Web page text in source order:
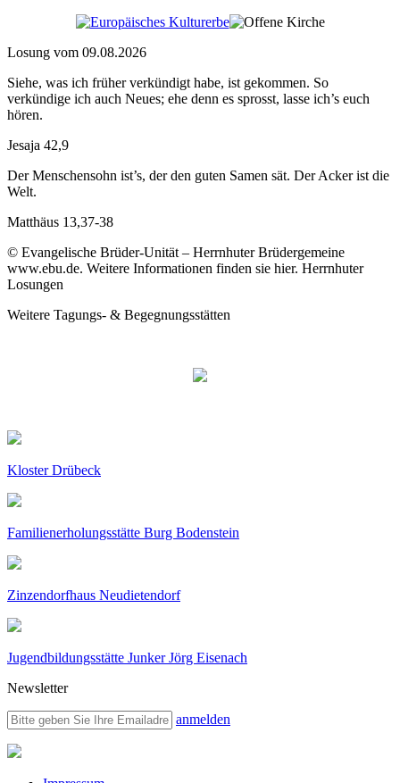
Losung vom 09.08.2026
Siehe, was ich früher verkündigt habe, ist gekommen. So
verkündige ich auch Neues; ehe denn es sprosst, lasse ich’s euch
hören.
Jesaja 42,9
Der Menschensohn ist’s, der den guten Samen sät. Der Acker ist die
Welt.
Matthäus 13,37-38
© Evangelische Brüder-Unität – Herrnhuter Brüdergemeine
www.ebu.de. Weitere Informationen finden sie hier. Herrnhuter
Losungen
Weitere Tagungs- & Begegnungsstätten
Kloster Drübeck
Familienerholungsstätte Burg Bodenstein
Zinzendorfhaus Neudietendorf
Jugendbildungsstätte Junker Jörg Eisenach
Newsletter
anmelden